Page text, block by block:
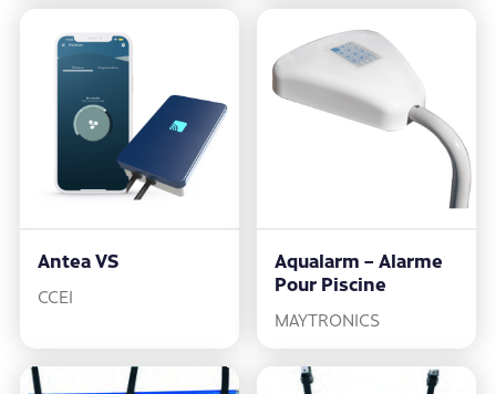
Antea VS
CCEI
Aqualarm – Alarme
Pour Piscine
MAYTRONICS